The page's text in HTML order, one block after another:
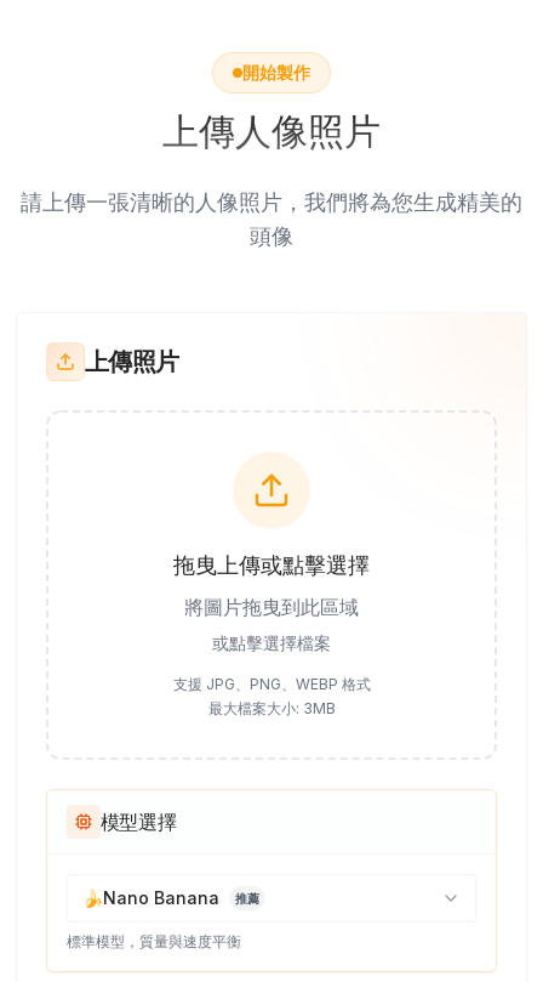
開始製作
上傳人像照片
請上傳一張清晰的人像照片，我們將為您生成精美的
頭像
上傳照片
拖曳上傳或點擊選擇
將圖片拖曳到此區域
或點擊選擇檔案
支援 JPG、PNG、WEBP 格式
最大檔案大小: 3MB
模型選擇
🍌Nano Banana 推薦
標準模型，質量與速度平衡